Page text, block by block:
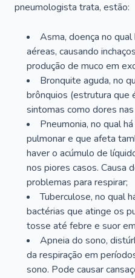
pneumologista trata, estão:
Asma, doença no
aéreas, causando
produção de muco em
Bronquite aguda, no
brônquios (estrutura que
sintomas como dores
Pneumonia, no qual
pulmonar e que afeta
haver o acúmulo de
nos piores casos. Causa
problemas para respirar;
Tuberculose, no qual
bactérias que atinge os
tosse até febre e suor
Apneia do sono,
da respiração em
sono. Pode causar